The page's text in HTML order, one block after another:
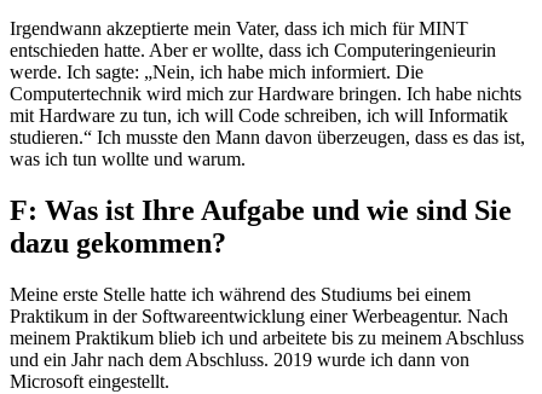
Irgendwann akzeptierte mein Vater, dass ich mich für MINT
entschieden hatte. Aber er wollte, dass ich Computeringenieurin
werde. Ich sagte: „Nein, ich habe mich informiert. Die
Computertechnik wird mich zur Hardware bringen. Ich habe nichts
mit Hardware zu tun, ich will Code schreiben, ich will Informatik
studieren.“ Ich musste den Mann davon überzeugen, dass es das ist,
was ich tun wollte und warum.
F: Was ist Ihre Aufgabe und wie sind Sie
dazu gekommen?
Meine erste Stelle hatte ich während des Studiums bei einem
Praktikum in der Softwareentwicklung einer Werbeagentur. Nach
meinem Praktikum blieb ich und arbeitete bis zu meinem Abschluss
und ein Jahr nach dem Abschluss. 2019 wurde ich dann von
Microsoft eingestellt.